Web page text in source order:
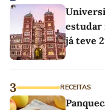
estudar
já teve
3 RECEITAS